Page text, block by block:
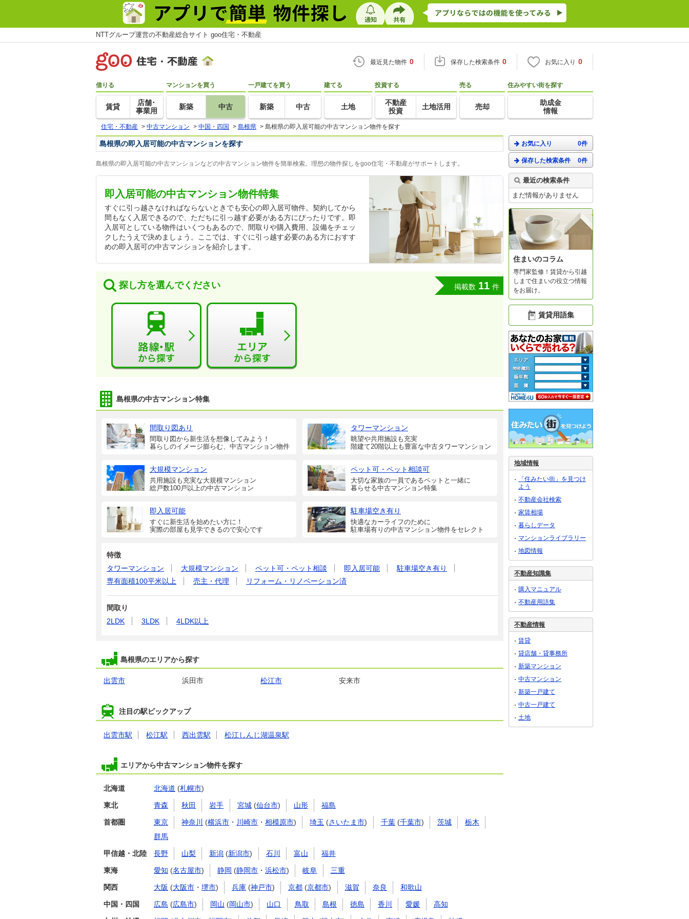
NTTグループ運営の不動産総合サイト goo住宅・不動産
最近見た物件 0 保存した検索条件 0 お気に入り 0
借りる
賃貸
店舗･
事業用
マンションを買う
新築 中古
一戸建てを買う
新築 中古
建てる
土地
投資する
不動産
投資
土地活用
売る
売却
住みやすい街を探す
助成金
情報
住宅・不動産 > 中古マンション > 中国・四国 > 島根県 > 島根県の即入居可能の中古マンション物件を探す
島根県の即入居可能の中古マンションを探す
島根県の即入居可能の中古マンションなどの中古マンション物件を簡単検索。理想の物件探しをgoo住宅・不動産がサポートします。
即入居可能の中古マンション物件特集
すぐに引っ越さなければならないときでも安心の即入居可物件。契約してから
間もなく入居できるので、ただちに引っ越す必要がある方にぴったりです。即
入居可としている物件はいくつもあるので、間取りや購入費用、設備をチェッ
クしたうえで決めましょう。ここでは、すぐに引っ越す必要のある方におすす
めの即入居可の中古マンションを紹介します。
探し方を選んでください 掲載数 11 件
島根県の中古マンション特集
間取り図あり
間取り図から新生活を想像してみよう！
暮らしのイメージ膨らむ、中古マンション物件
タワーマンション
眺望や共用施設も充実
階建て20階以上も豊富な中古タワーマンション
大規模マンション
共用施設も充実な大規模マンション
総戸数100戸以上の中古マンション
ペット可・ペット相談可
大切な家族の一員であるペットと一緒に
暮らせる中古マンション特集
即入居可能
すぐに新生活を始めたい方に！
実際の部屋も見学できるので安心です
駐車場空き有り
快適なカーライフのために
駐車場有りの中古マンション物件をセレクト
特徴
タワーマンション
大規模マンション ペット可・ペット相談 即入居可能
駐車場空き有り
専有面積100平米以上
売主・代理 リフォーム・リノベーション済
間取り
2LDK
3LDK 4LDK以上
島根県のエリアから探す
出雲市 浜田市 松江市 安来市
注目の駅ピックアップ
出雲市駅 松江駅 西出雲駅 松江しんじ湖温泉駅
エリアから中古マンション物件を探す
北海道 北海道 (札幌市)
東北 青森 秋田 岩手 宮城(仙台市) 山形 福島
首都圏 東京 神奈川 (横浜市 ・ 川崎市 ・相模原市) 埼玉 (さいたま市) 千葉(千葉市) 茨城
栃木
群馬
甲信越・北陸 長野 山梨 新潟 (新潟市) 石川 富山 福井
東海 愛知 (名古屋市) 静岡 (静岡市 ・浜松市) 岐阜 三重
関西 大阪 (大阪市 ・ 堺市) 兵庫 (神戸市) 京都 (京都市) 滋賀 奈良 和歌山
中国・四国 広島 (広島市) 岡山 (岡山市) 山口 鳥取 島根 徳島 香川 愛媛 高知
お気に入り 0件
保存した検索条件 0件
最近の検索条件
まだ情報がありません
住まいのコラム
専門家監修！賃貸から引越
しまで住まいの役立つ情報
をお届け。
賃貸用語集
地域情報
「住みたい街」を見つけ
よう
不動産会社検索
家賃相場
暮らしデータ
マンションライブラリー
地図情報
不動産知識集
購入マニュアル
不動産用語集
不動産情報
賃貸
貸店舗・貸事務所
新築マンション
中古マンション
新築一戸建て
中古一戸建て
土地